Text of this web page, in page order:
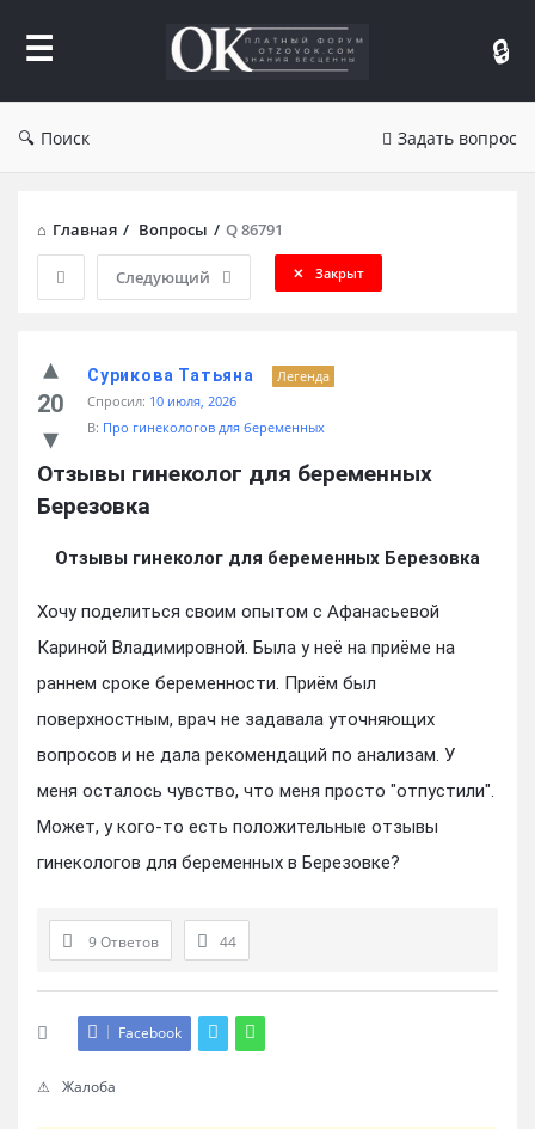
Отзывы
Поиск Задать вопрос
Главная / Вопросы / Q 86791
Следующий Закрыт
20
Сурикова Татьяна
Легенда
Спросил: 10 июля, 2026
В: Про гинекологов для беременных
Отзывы гинеколог для беременных
Березовка
Отзывы гинеколог для беременных Березовка
Хочу поделиться своим опытом с Афанасьевой
Кариной Владимировной. Была у неё на приёме на
раннем сроке беременности. Приём был
поверхностным, врач не задавала уточняющих
вопросов и не дала рекомендаций по анализам. У
меня осталось чувство, что меня просто "отпустили".
Может, у кого-то есть положительные отзывы
гинекологов для беременных в Березовке?
9 Ответов 44
Facebook
Жалоба